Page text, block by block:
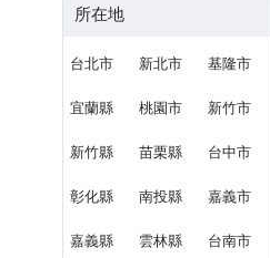
所在地
台北市 新北市 基隆市
宜蘭縣 桃園市 新竹市
新竹縣 苗栗縣 台中市
彰化縣 南投縣 嘉義市
嘉義縣 雲林縣 台南市